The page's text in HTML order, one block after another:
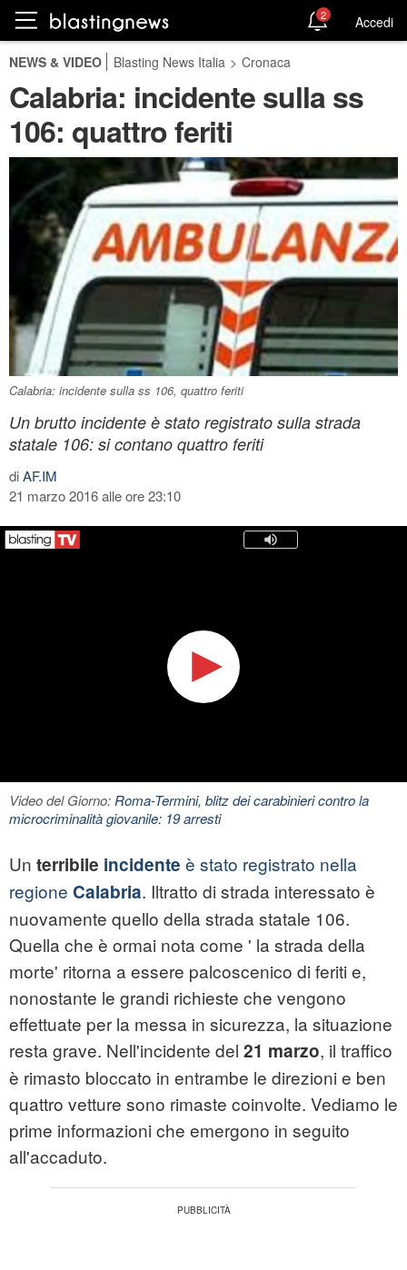
2 Accedi
NEWS & VIDEO Blasting News Italia > Cronaca
Calabria: incidente sulla ss
106: quattro feriti
Calabria: incidente sulla ss 106, quattro feriti
Un brutto incidente è stato registrato sulla strada
statale 106: si contano quattro feriti
diAF.IM
21 marzo 2016 alle ore 23:10
Video del Giorno:Roma-Termini, blitz dei carabinieri contro la
microcriminalità giovanile: 19 arresti
Un terribile incidente è stato registrato nella
regione Calabria. Iltratto di strada interessato è
nuovamente quello della strada statale 106.
Quella che è ormai nota come ' la strada della
morte' ritorna a essere palcoscenico di feriti e,
nonostante le grandi richieste che vengono
effettuate per la messa in sicurezza, la situazione
resta grave. Nell'incidente del 21 marzo, il traffico
è rimasto bloccato in entrambe le direzioni e ben
quattro vetture sono rimaste coinvolte. Vediamo le
prime informazioni che emergono in seguito
all'accaduto.